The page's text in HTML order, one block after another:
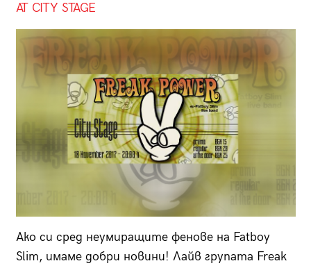
AT CITY STAGE
Ако си сред неумиращите фенове на Fatboy
Slim, имаме добри новини! Лайв групата Freak